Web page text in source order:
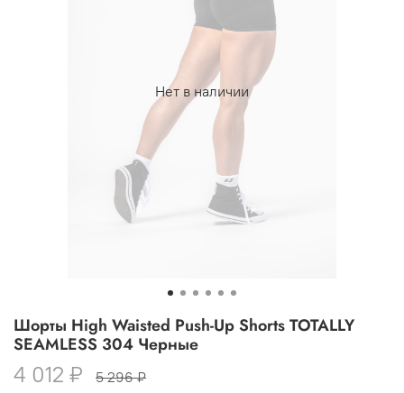
Нет в наличии
Шорты High Waisted Push-Up Shorts TOTALLY
SEAMLESS 304 Черные
4 012 ₽ 5 296 ₽